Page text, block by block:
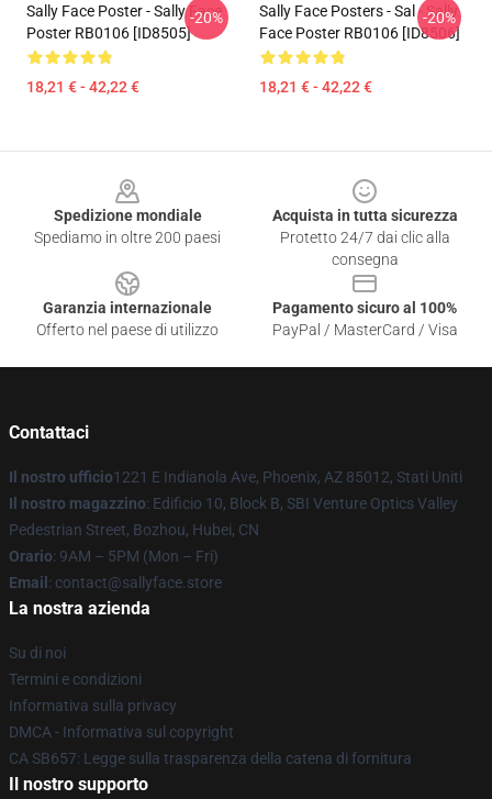
Sally Face Poster - Sally Face
Poster RB0106 [ID8505]
18,21 € - 42,22 €
-20%
Sally Face Posters - Sal - Sally
Face Poster RB0106 [ID8506]
18,21 € - 42,22 €
-20%
Spedizione mondiale
Spediamo in oltre 200 paesi
Acquista in tutta sicurezza
Protetto 24/7 dai clic alla
consegna
Garanzia internazionale
Offerto nel paese di utilizzo
Pagamento sicuro al 100%
PayPal / MasterCard / Visa
Contattaci
Il nostro ufficio1221 E Indianola Ave, Phoenix, AZ 85012, Stati Uniti
Il nostro magazzino: Edificio 10, Block B, SBI Venture Optics Valley
Pedestrian Street, Bozhou, Hubei, CN
Orario: 9AM – 5PM (Mon – Fri)
Email : contact@sallyface.store
La nostra azienda
Su di noi
Termini e condizioni
Informativa sulla privacy
DMCA - Informativa sul copyright
CA SB657: Legge sulla trasparenza della catena di fornitura
Il nostro supporto